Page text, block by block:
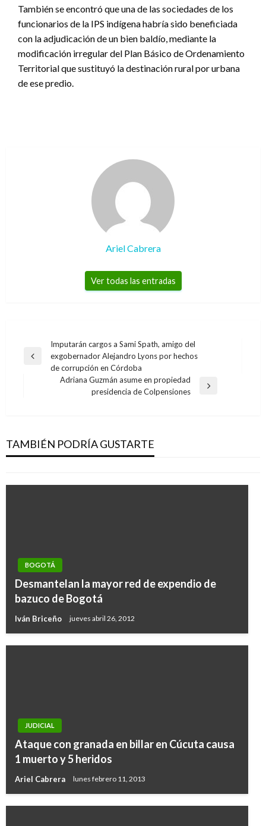
También se encontró que una de las sociedades de los
funcionarios de la IPS indígena habría sido beneficiada
con la adjudicación de un bien baldío, mediante la
modificación irregular del Plan Básico de Ordenamiento
Territorial que sustituyó la destinación rural por urbana
de ese predio.
Ariel Cabrera
Ver todas las entradas
Navegación
de
entradas
Entrada
Imputarán cargos a Sami Spath, amigo del
exgobernador Alejandro Lyons por hechos
de corrupción en Córdoba
Adriana Guzmán asume en propiedad
presidencia de Colpensiones
TAMBIÉN PODRÍA GUSTARTE
con las AUC en Urabá y Córdoba
Ariel Cabrera jueves diciembre 3, 2020
BOGOTÁ
Desmantelan la mayor red de expendio de
bazuco de Bogotá
Iván Briceño jueves abril 26, 2012
JUDICIAL
Ataque con granada en billar en Cúcuta causa
1 muerto y 5 heridos
Ariel Cabrera lunes febrero 11, 2013